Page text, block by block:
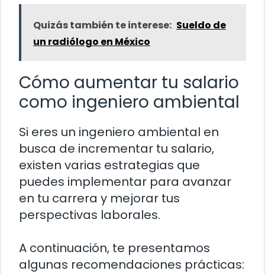
Quizás también te interese: Sueldo de
un radiólogo en México
Cómo aumentar tu salario
como ingeniero ambiental
Si eres un ingeniero ambiental en
busca de incrementar tu salario,
existen varias estrategias que
puedes implementar para avanzar
en tu carrera y mejorar tus
perspectivas laborales.
A continuación, te presentamos
algunas recomendaciones prácticas: